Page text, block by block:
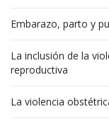
Embarazo, parto y
La inclusión de la
reproductiva
La violencia